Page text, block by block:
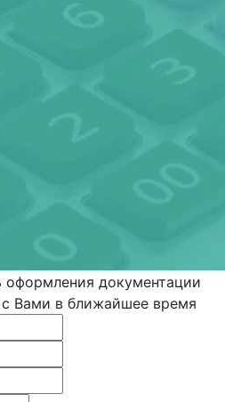
оформления документации
Вами в ближайшее время